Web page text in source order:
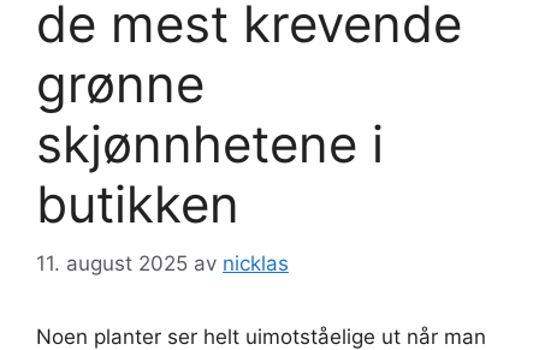
de mest krevende
grønne
skjønnhetene i
butikken
11. august 2025 av nicklas
Noen planter ser helt uimotståelige ut når man